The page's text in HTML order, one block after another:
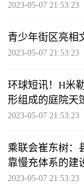
2023-05-07 21:53:23
青少年街区亮相
2023-05-07 21:53:23
环球短讯！H米
形组成的庭院天
2023-05-07 21:53:23
乘联会崔东树：
靠慢充体系的建
2023-05-07 21:53:23